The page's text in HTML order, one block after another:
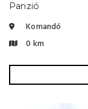
Panzió
Komandó
0 km